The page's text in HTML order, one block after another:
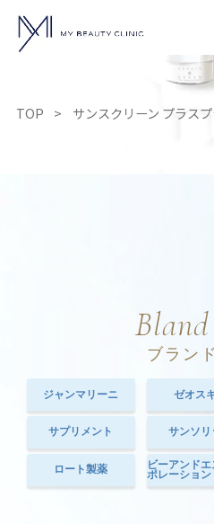
TOP サンスクリーン プラス
ブラン
ジャンマリーニ ゼオス
サプリメント サンソリ
ロート製薬 ビーアンド
ポレーション